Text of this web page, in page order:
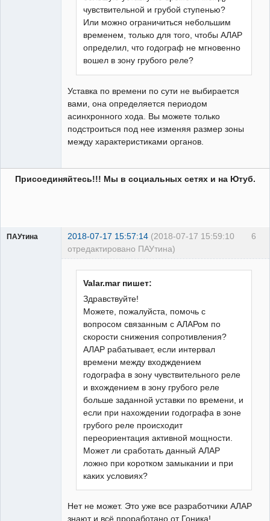
чувствительной и грубой ступенью?
Или можно ограничиться небольшим
временем, только для того, чтобы АЛАР
определил, что годограф не мгновенно
вошел в зону грубого реле?
Уставка по времени по сути не выбирается
вами, она определяется периодом
асинхронного хода. Вы можете только
подстроиться под нее изменяя размер зоны
между характеристиками органов.
Присоединяйтесь!!! Мы в социальных сетях и на Ютуб.
6
ПАУтина 2018-07-17 15:57:14 (2018-07-17 15:59:10
отредактировано ПАУтина)
Valar.mar пишет:
Здравствуйте!
Можете, пожалуйста, помочь с
вопросом связанным с АЛАРом по
скорости снижения сопротивления?
АЛАР рабатывает, если интервал
времени между входждением
годографа в зону чувствительного реле
и вхождением в зону грубого реле
больше заданной уставки по времени, и
если при нахождении годографа в зоне
грубого реле происходит
переориентация активной мощности.
Может ли сработать данный АЛАР
ложно при коротком замыкании и при
каких условиях?
Нет не может. Это уже все разработчики АЛАР
знают и всё проработано от Гоника!